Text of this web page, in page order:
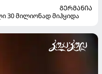
ᲒᲔᲠᲛᲐᲜᲘᲐ
30 მილიონად მიჰყიდა